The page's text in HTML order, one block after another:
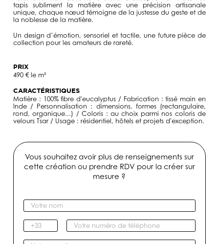
tapis subliment la matière avec une précision artisanale
unique, chaque nœud témoigne de la justesse du geste et de
la noblesse de la matière.
Un design d’émotion, sensoriel et tactile, une future pièce de
collection pour les amateurs de rareté.
PRIX
490 € le m²
CARACTÉRISTIQUES
Matière : 100% fibre d'eucalyptus / Fabrication : tissé main en
Inde / Personnalisation : dimensions, formes (rectangulaire,
rond, organique...) / Coloris : au choix parmi nos coloris de
velours Tsar / Usage : résidentiel, hôtels et projets d'exception.
Vous souhaitez avoir plus de renseignements sur
cette création ou prendre RDV pour la créer sur
mesure ?
V
o
t
r
e
I
n
d
V
o
t